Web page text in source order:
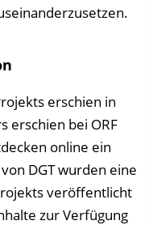
erschien in
erschien bei ORF
online ein
DGT wurden eine
veröffentlicht
zur Verfügung